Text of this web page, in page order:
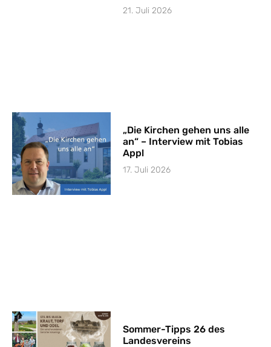
21. Juli 2026
„Die Kirchen gehen uns alle
an“ – Interview mit Tobias
Appl
17. Juli 2026
Sommer-Tipps 26 des
Landesvereins